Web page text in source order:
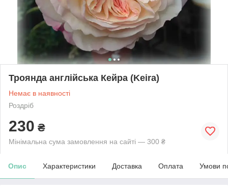
Троянда англійська Кейра (Keira)
Немає в наявності
Роздріб
230 ₴
Мінімальна сума замовлення на сайті — 300 ₴
Опис Характеристики Доставка Оплата Умови